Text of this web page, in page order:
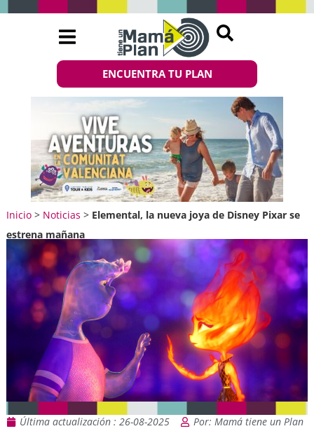
ENCUENTRA TU PLAN
Inicio> Noticias > Elemental, la nueva joya de Disney Pixar se
estrena mañana
Última actualización : 26-08-2025 Por: Mamá tiene un Plan